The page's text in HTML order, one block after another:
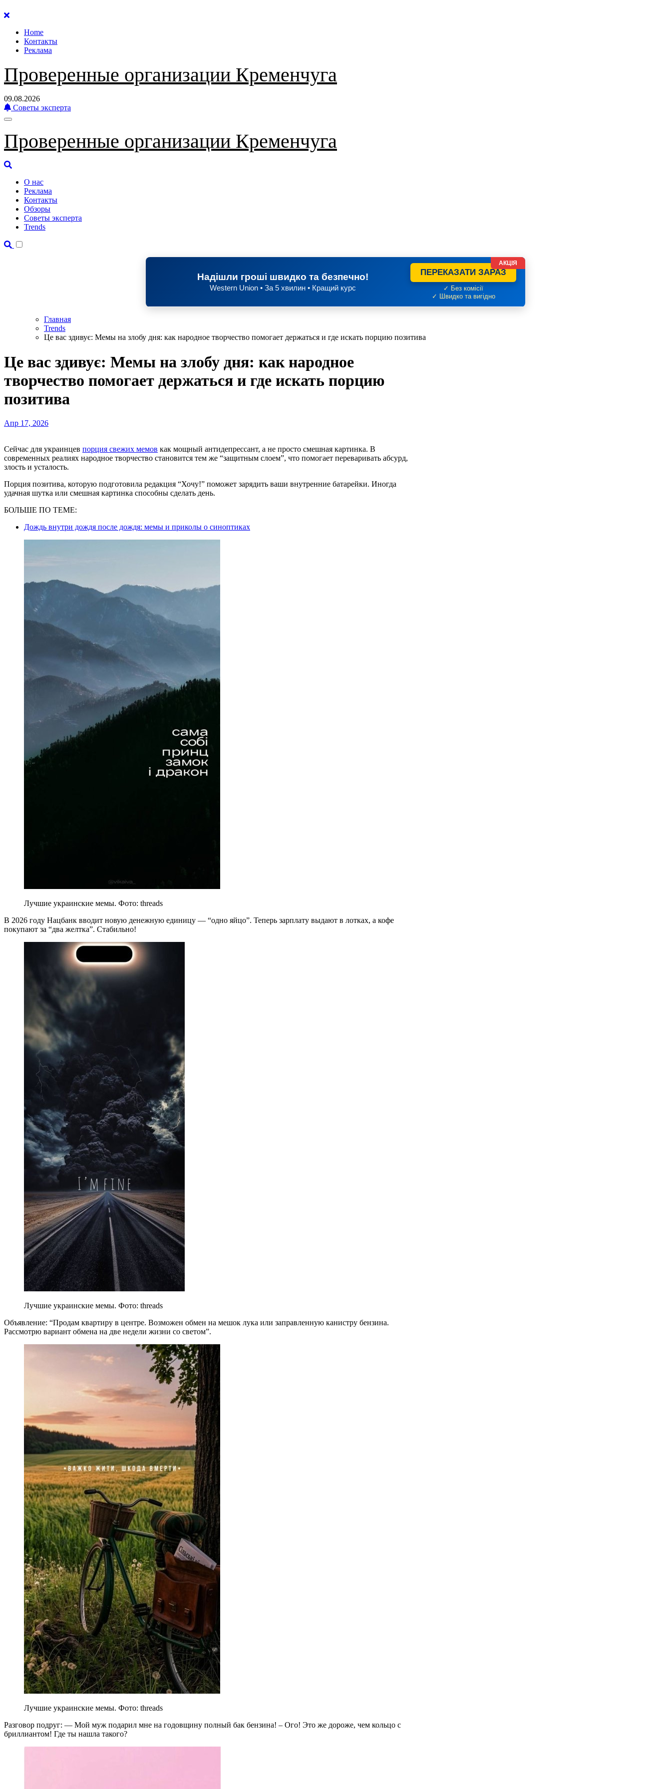
Перейти
содержанию
Home
Контакты
Реклама
Проверенные организации Кременчуга
09.08.2026
Советы эксперта
Проверенные организации Кременчуга
О нас
Реклама
Контакты
Обзоры
Советы эксперта
Trends
Надішли гроші швидко та безпечно!
Western Union • За 5 хвилин • Кращий курс
ПЕРЕКАЗАТИ ЗАРАЗ
✓ Без комісії
✓ Швидко та вигідно
АКЦІЯ
Главная
Trends
Це вас здивує: Мемы на злобу дня: как народное творчество помогает держаться и где искать порцию позитива
Це вас здивує: Мемы на злобу дня: как народное
творчество помогает держаться и где искать порцию
позитива
Апр 17, 2026
Сейчас для украинцев порция свежих мемов как мощный антидепрессант, а не просто смешная картинка. В
современных реалиях народное творчество становится тем же “защитным слоем”, что помогает переваривать абсурд,
злость и усталость.
Порция позитива, которую подготовила редакция “Хочу!” поможет зарядить ваши внутренние батарейки. Иногда
удачная шутка или смешная картинка способны сделать день.
БОЛЬШЕ ПО ТЕМЕ:
Дождь внутри дождя после дождя: мемы и приколы о синоптиках
Лучшие украинские мемы. Фото: threads
В 2026 году Нацбанк вводит новую денежную единицу — “одно яйцо”. Теперь зарплату выдают в лотках, а кофе
покупают за “два желтка”. Стабильно!
Лучшие украинские мемы. Фото: threads
Объявление: “Продам квартиру в центре. Возможен обмен на мешок лука или заправленную канистру бензина.
Рассмотрю вариант обмена на две недели жизни со светом”.
Лучшие украинские мемы. Фото: threads
Разговор подруг: — Мой муж подарил мне на годовщину полный бак бензина! – Ого! Это же дороже, чем кольцо с
бриллиантом! Где ты нашла такого?